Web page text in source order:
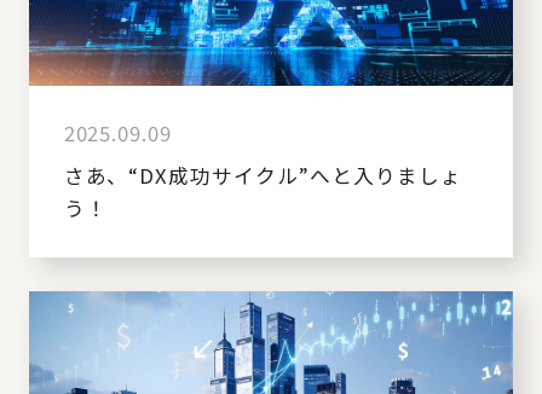
2025.09.09
さあ、“DX成功サイクル”へと入りましょ
う！